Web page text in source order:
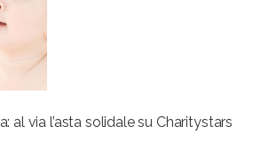
al via l’asta solidale su Charitystars